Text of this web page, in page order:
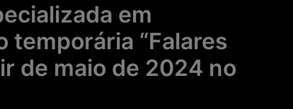
em
temporária “Falares
de maio de 2024 no